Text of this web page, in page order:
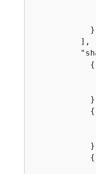
            }
          ],
{
{
{